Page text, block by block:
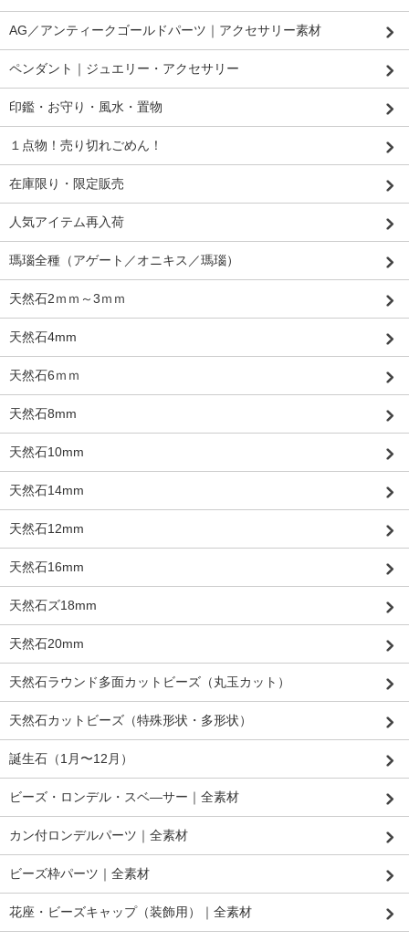
AG／アンティークゴールドパーツ｜アクセサリー素材
ペンダント｜ジュエリー・アクセサリー
印鑑・お守り・風水・置物
１点物！売り切れごめん！
在庫限り・限定販売
人気アイテム再入荷
瑪瑙全種（アゲート／オニキス／瑪瑙）
天然石2ｍｍ～3ｍｍ
天然石4mm
天然石6ｍｍ
天然石8mm
天然石10mm
天然石14mm
天然石12mm
天然石16mm
天然石ズ18mm
天然石20mm
天然石ラウンド多面カットビーズ（丸玉カット）
天然石カットビーズ（特殊形状・多形状）
誕生石（1月〜12月）
ビーズ・ロンデル・スベ―サー｜全素材
カン付ロンデルパーツ｜全素材
ビーズ枠パーツ｜全素材
花座・ビーズキャップ（装飾用）｜全素材